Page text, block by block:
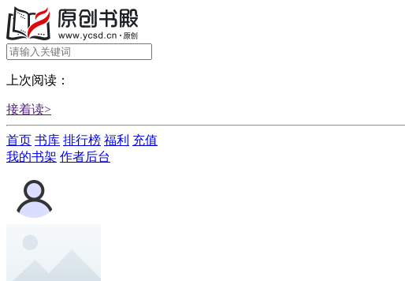
上次阅读：
接着读>
首页 书库 排行榜 福利 充值
我的书架 作者后台